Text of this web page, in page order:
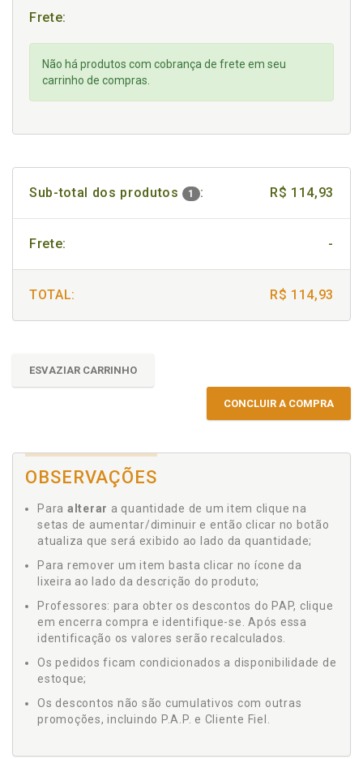
Frete:
Não há produtos com cobrança de frete em seu
carrinho de compras.
Sub-total dos produtos 1 : R$ 114,93
Frete: -
TOTAL: R$ 114,93
ESVAZIAR CARRINHO
CONCLUIR A COMPRA
OBSERVAÇÕES
Para alterar a quantidade de um item clique na
setas de aumentar/diminuir e então clicar no botão
atualiza que será exibido ao lado da quantidade;
Para remover um item basta clicar no ícone da
lixeira ao lado da descrição do produto;
Professores: para obter os descontos do PAP, clique
em encerra compra e identifique-se. Após essa
identificação os valores serão recalculados.
Os pedidos ficam condicionados a disponibilidade de
estoque;
Os descontos não são cumulativos com outras
promoções, incluindo P.A.P. e Cliente Fiel.